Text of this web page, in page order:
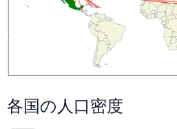
各国の人口密度